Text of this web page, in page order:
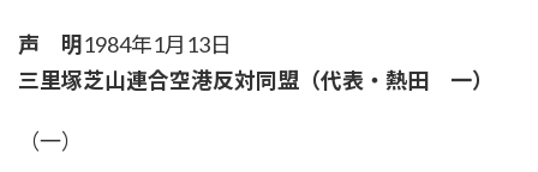
新
時
声 明 1984年1月13日
三里塚芝山連合空港反対同盟（代表・熱田 一）
（一）